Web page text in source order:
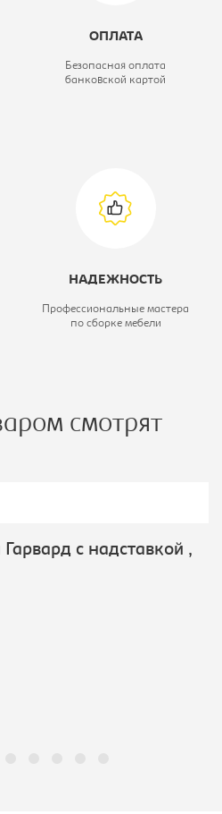
ОПЛАТА
Безопасная оплата
банковской картой
НАДЕЖНОСТЬ
Профессиональные мастера
по сборке мебели
смотрят
с надставкой ,